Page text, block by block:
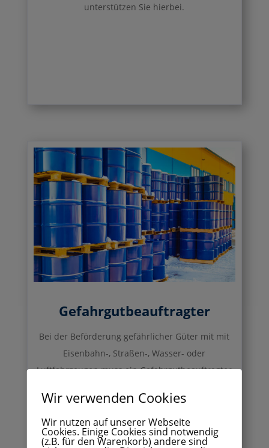
unterstützen Sie hierbei.
Gefahrgutbeauftragter
Bei der Beförderung gefährlicher Güter mit mit
Eisenbahn-, Straßen-, Wasser- oder
Luftfahrzeugen muss ein Gefahrgutbeauftragter
Wir verwenden Cookies
Wir nutzen auf unserer Webseite
Cookies. Einige Cookies sind notwendig
(z.B. für den Warenkorb) andere sind